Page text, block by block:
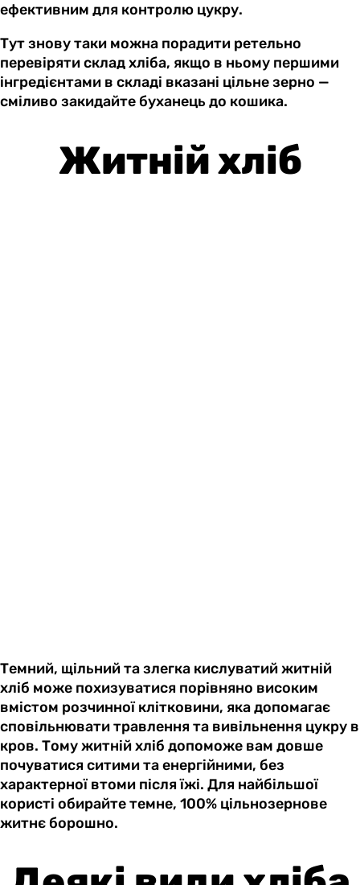
ефективним для контролю цукру.
Тут знову таки можна порадити ретельно
перевіряти склад хліба, якщо в ньому першими
інгредієнтами в складі вказані цільне зерно —
сміливо закидайте буханець до кошика.
Житній хліб
Темний, щільний та злегка кислуватий житній
хліб може похизуватися порівняно високим
вмістом розчинної клітковини, яка допомагає
сповільнювати травлення та вивільнення цукру в
кров. Тому житній хліб допоможе вам довше
почуватися ситими та енергійними, без
характерної втоми після їжі. Для найбільшої
користі обирайте темне, 100% цільнозернове
житнє борошно.